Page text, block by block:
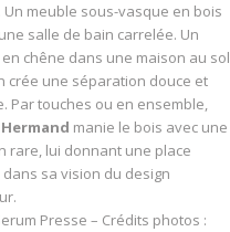
Un meuble sous-vasque en bois
salle de bain carrelée. Un
chêne dans une maison au sol
crée une séparation douce et
Par touches ou en ensemble,
manie le bois avec une
rare, lui donnant une place
sa vision du design
Presse – Crédits photos :